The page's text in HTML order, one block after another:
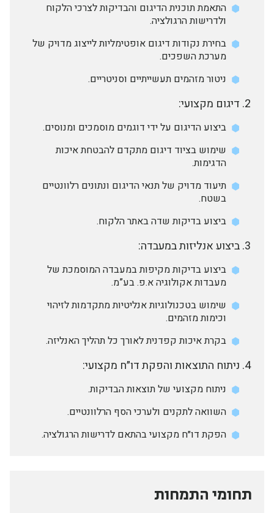
התאמת תוכנית הדיגום והבדיקות לצרכי הלקוח
ולדרישות הרגולציה.
בחירת נקודות דיגום אופטימליות לייצוג מדויק של
מערכת השפכים.
ניטור מזהמים תעשייתיים וסניטריים.
דיגום מקצועי:
ביצוע הדיגום על ידי דוגמים מוסמכים ומנוסים.
שימוש בציוד דיגום מתקדם להבטחת איכות
הדגימות.
תיעוד מדויק של תנאי הדיגום ונתונים רלוונטיים
בשטח.
ביצוע בדיקות שדה באתר הלקוח.
ביצוע אנליזות במעבדה:
ביצוע בדיקות מקיפות במעבדה המוסמכת של
מעבדות אקולוגיה א.פ. בע”מ.
שימוש בטכנולוגיות אנליטיות מתקדמות לזיהוי
וכימות מזהמים.
בקרת איכות קפדנית לאורך כל תהליך האנליזה.
ניתוח התוצאות והפקת דו״ח מקצועי:
ניתוח מקצועי של תוצאות הבדיקות.
השוואה לתקנים ולערכי הסף הרלוונטיים.
הפקת דו״ח מקצועי בהתאם לדרישות הרגולציה.
תחומי התמחות